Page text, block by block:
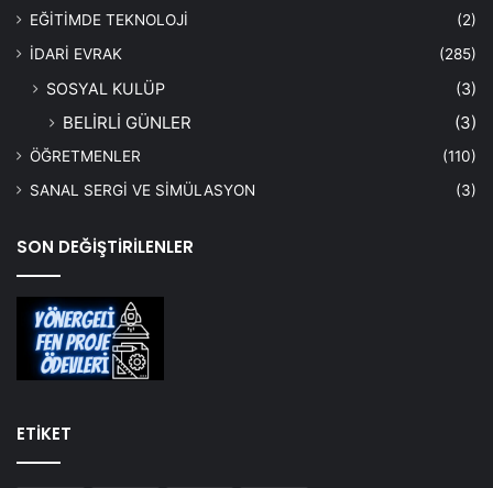
EĞİTİMDE TEKNOLOJİ
(2)
İDARİ EVRAK
(285)
SOSYAL KULÜP (3)
BELİRLİ GÜNLER (3)
ÖĞRETMENLER
(110)
SANAL SERGİ VE SİMÜLASYON
(3)
SON DEĞİŞTİRİLENLER
ETİKET